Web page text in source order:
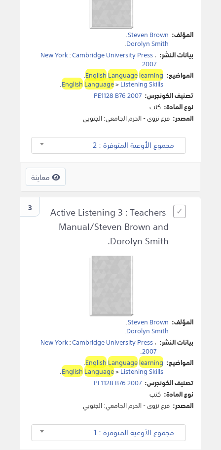
المؤلف: Steven Brown
.
Dorolyn Smith
.
بيانات النشر:
New York:Cambridge University Press،
2007
.
المواضيع:
EnglishLanguagelearning
.
EnglishLanguage>Listening Skills
.
تصنيف الكونجرس: PE1128 B76 2007
نوع المادة: كتب
المصدر: فرع نزوى - الحرم الجامعي: الجنوبي
مجموع الأوعية المتوفرة : 2
معاينة
3
Active Listening 3 : Teachers
Manual/Steven Brown and
Dorolyn Smith.
المؤلف: Steven Brown
.
Dorolyn Smith
.
بيانات النشر:
New York:Cambridge University Press،
2007
.
المواضيع:
EnglishLanguagelearning
.
EnglishLanguage>Listening Skills
.
تصنيف الكونجرس: PE1128 B76 2007
نوع المادة: كتب
المصدر: فرع نزوى - الحرم الجامعي: الجنوبي
مجموع الأوعية المتوفرة : 1